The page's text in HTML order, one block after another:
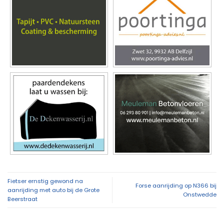
Fietser ernstig gewond na
aanrijding met auto bij de Grote
Beerstraat
Forse aanrijding op N366 bij
Onstwedde